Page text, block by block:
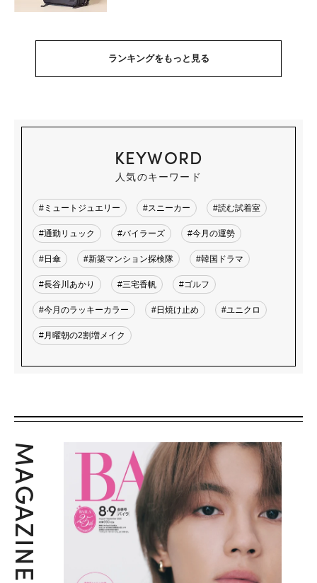
ランキングをもっと見る
KEYWORD
人気のキーワード
#ミュートジュエリー #スニーカー #読む試着室
#通勤リュック #バイラーズ #今月の運勢
#日傘 #新築マンション探検隊 #韓国ドラマ
#長谷川あかり #三宅香帆 #ゴルフ
#今月のラッキーカラー #日焼け止め #ユニクロ
#月曜朝の2割増メイク
MAGAZINE